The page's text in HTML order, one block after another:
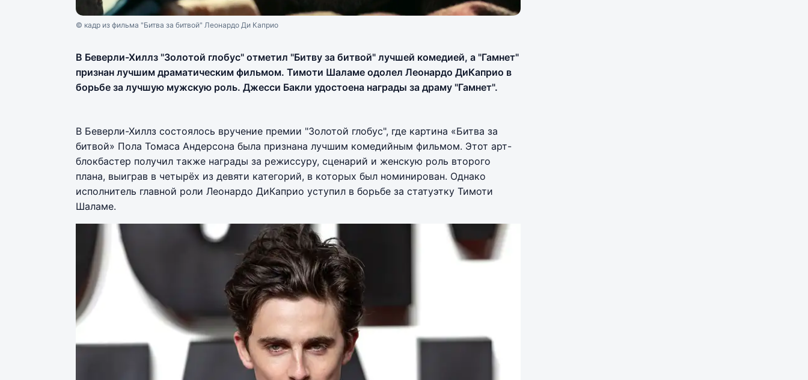
© кадр из фильма "Битва за битвой" Леонардо Ди Каприо
В Беверли-Хиллз "Золотой глобус" отметил "Битву за битвой" лучшей комедией, а "Гамнет"
признан лучшим драматическим фильмом. Тимоти Шаламе одолел Леонардо ДиКаприо в
борьбе за лучшую мужскую роль. Джесси Бакли удостоена награды за драму "Гамнет".
В Беверли-Хиллз состоялось вручение премии "Золотой глобус", где картина «Битва за
битвой» Пола Томаса Андерсона была признана лучшим комедийным фильмом. Этот арт-
блокбастер получил также награды за режиссуру, сценарий и женскую роль второго
плана, выиграв в четырёх из девяти категорий, в которых был номинирован. Однако
исполнитель главной роли Леонардо ДиКаприо уступил в борьбе за статуэтку Тимоти
Шаламе.